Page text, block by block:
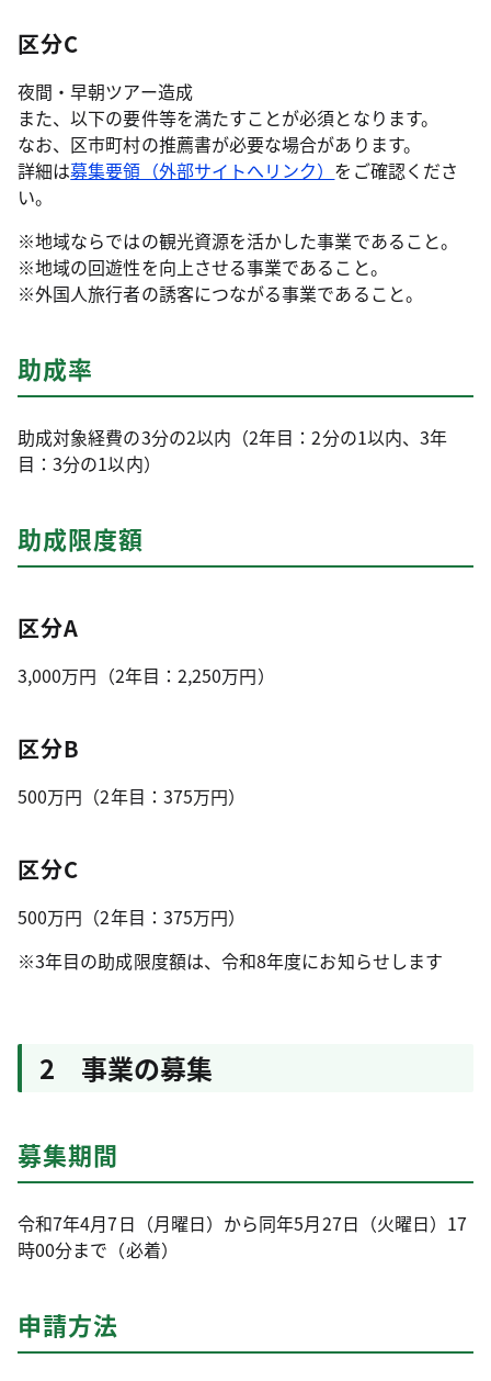
区分C
夜間・早朝ツアー造成
また、以下の要件等を満たすことが必須となります。
なお、区市町村の推薦書が必要な場合があります。
詳細は募集要領（外部サイトへリンク） をご確認くださ
い。
※地域ならではの観光資源を活かした事業であること。
※地域の回遊性を向上させる事業であること。
※外国人旅行者の誘客につながる事業であること。
助成率
助成対象経費の3分の2以内（2年目：2分の1以内、3年
目：3分の1以内）
助成限度額
区分A
3,000万円（2年目：2,250万円）
区分B
500万円（2年目：375万円）
区分C
500万円（2年目：375万円）
※3年目の助成限度額は、令和8年度にお知らせします
2 事業の募集
募集期間
令和7年4月7日（月曜日）から同年5月27日（火曜日）17
時00分まで（必着）
申請方法